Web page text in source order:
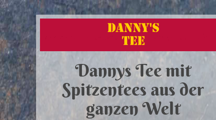
Dannys Tee mit
Spitzentees aus der
ganzen Welt